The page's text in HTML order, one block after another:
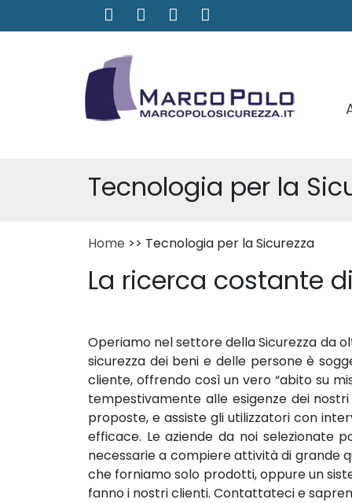
Tecnologia per la
Home >> Tecnologia per la Sicurezza
La ricerca costante
Operiamo nel settore della Sicurezza da
sicurezza dei beni e delle persone è
cliente, offrendo così un vero “abito su
tempestivamente alle esigenze dei
proposte, e assiste gli utilizzatori con
efficace. Le aziende da noi selezionate
necessarie a compiere attività di grande
che forniamo solo prodotti, oppure un
fanno i nostri clienti. Contattateci e